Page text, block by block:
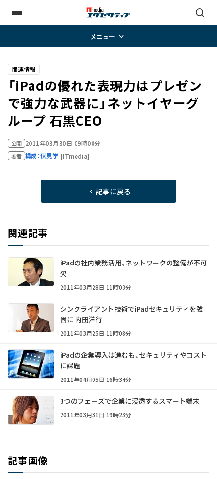
メニュー
関連情報
「iPadの優れた表現力はプレゼン
で強力な武器に」――ネットイヤーグ
ループ 石黒CEO
公開 2011年03月30日 09時00分
著者 構成：伏見学 [ITmedia]
記事に戻る
関連記事
iPadの社内業務活用、ネットワークの整備が不可
欠
2011年03月28日 11時03分
シンクライアント技術でiPadセキュリティを強
固に 内田洋行
2011年03月25日 11時08分
iPadの企業導入は進むも、セキュリティやコスト
に課題
2011年04月05日 16時34分
3つのフェーズで企業に浸透するスマート端末
2011年03月31日 19時23分
記事画像